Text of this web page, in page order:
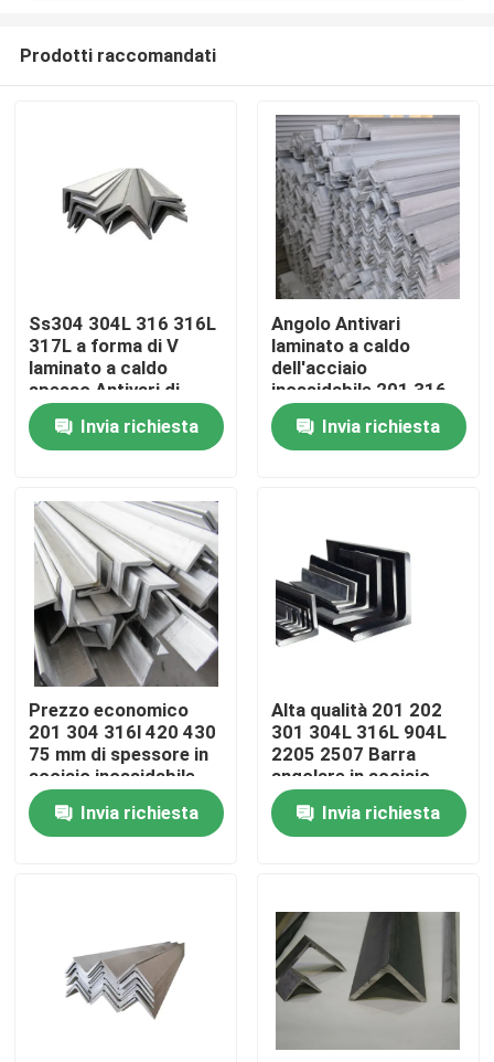
Casa
Contatti
Prodotti
Video
Bobina di acciaio inossidabile
striscia di acciaio inossidabile
Piatto dello strato di acciaio inossidabile
strato decorativo di acciaio inossidabile
Acciaio inossidabile resistente all' ingiallimento
Prodotti raccomandati
Ss304 304L 316 316L
317L a forma di V
laminato a caldo
spesso Antivari di
angolo laminato a
caldo dell'acciaio
inossidabile
Invia richiesta
Angolo Antivari
laminato a caldo
dell'acciaio
inossidabile 201 316
304 321 310S 309S
per le signore
Invia richiesta
Prezzo economico
201 304 316l 420 430
75 mm di spessore in
acciaio inossidabile
spazzolato Mens
Angle BarInvia richiesta
Alta qualità 201 202
301 304L 316L 904L
2205 2507 Barra
angolare in acciaio
inossidabile laminata a
freddo da uomo
Invia richiesta